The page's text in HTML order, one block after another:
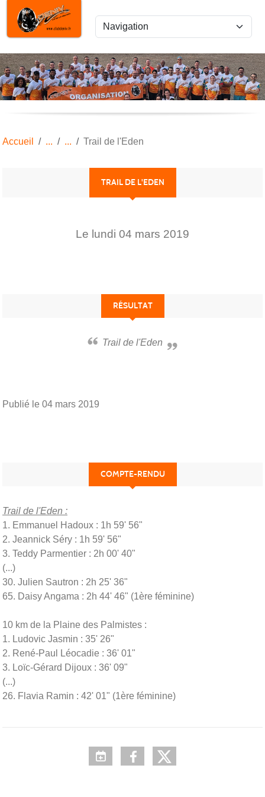
Accueil Trail de l'Eden
TRAIL DE L'EDEN
Le lundi 04 mars 2019
RÉSULTAT
Trail de l'Eden
Publié le 04 mars 2019
COMPTE-RENDU
Trail de l'Eden :
1. Emmanuel Hadoux : 1h 59' 56"
2. Jeannick Séry : 1h 59' 56"
3. Teddy Parmentier : 2h 00' 40"
(...)
30. Julien Sautron : 2h 25' 36"
65. Daisy Angama : 2h 44' 46" (1ère féminine)
10 km de la Plaine des Palmistes :
1. Ludovic Jasmin : 35' 26"
2. René-Paul Léocadie : 36' 01"
3. Loïc-Gérard Dijoux : 36' 09"
(...)
26. Flavia Ramin : 42' 01" (1ère féminine)
Panneau de gestion des cookies